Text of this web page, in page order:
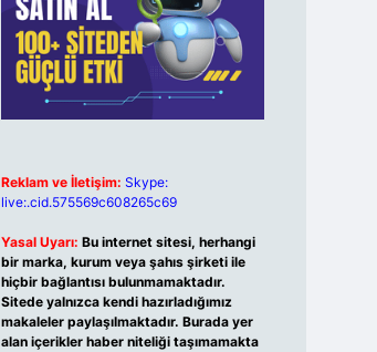
Reklam ve İletişim: Skype:
live:.cid.575569c608265c69
Yasal Uyarı: Bu internet sitesi, herhangi
bir marka, kurum veya şahıs şirketi ile
hiçbir bağlantısı bulunmamaktadır.
Sitede yalnızca kendi hazırladığımız
makaleler paylaşılmaktadır. Burada yer
alan içerikler haber niteliği taşımamakta